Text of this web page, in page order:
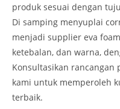
produk sesuai dengan
Di samping menyuplai
menjadi supplier eva
ketebalan, dan warna,
Konsultasikan rancangan
kami untuk memperoleh
terbaik.